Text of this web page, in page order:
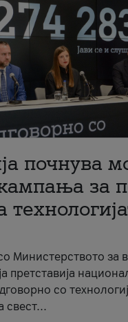
почнува
за
Министерството за
претставија
со
свест...